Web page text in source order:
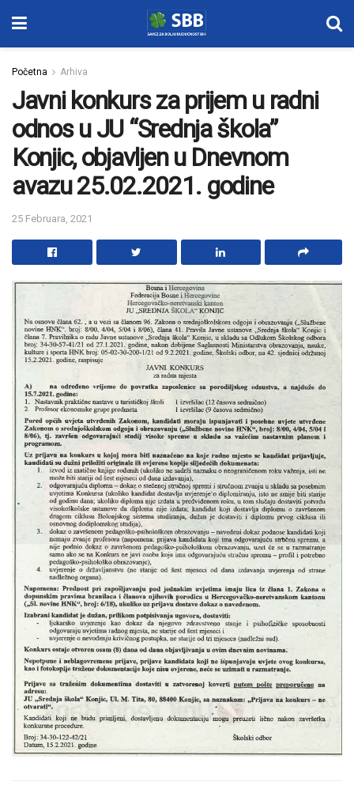
Početna Arhiva
Javni konkurs za prijem u radni
odnos u JU “Srednja škola”
Konjic, objavljen u Dnevnom
avazu 25.02.2021. godine
25 Februara, 2021